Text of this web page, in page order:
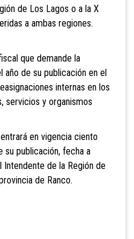
de Los Lagos o a la X
a ambas regiones.
que demande la
año de su publicación en el
internas en los
servicios y organismos
en vigencia ciento
su publicación, fecha a
de la Región de
de Ranco.